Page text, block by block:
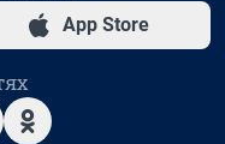
App Store